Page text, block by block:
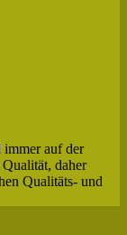
auf der
daher
Qualitäts- und